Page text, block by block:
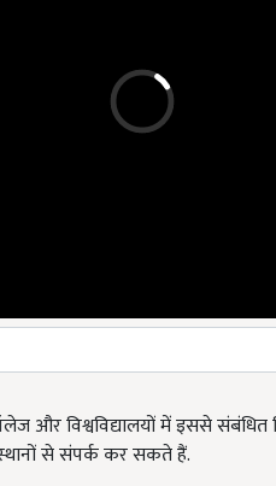
विश्वविद्यालयों में इससे संबंधित
से संपर्क कर सकते हैं.